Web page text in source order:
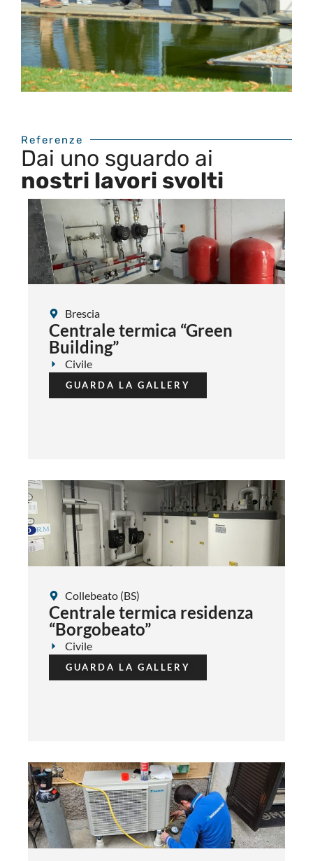
Referenze
Dai uno sguardo ai
nostri lavori svolti
Brescia
Centrale termica “Green
Building”
Civile
GUARDA LA GALLERY
Collebeato (BS)
Centrale termica residenza
“Borgobeato”
Civile
GUARDA LA GALLERY